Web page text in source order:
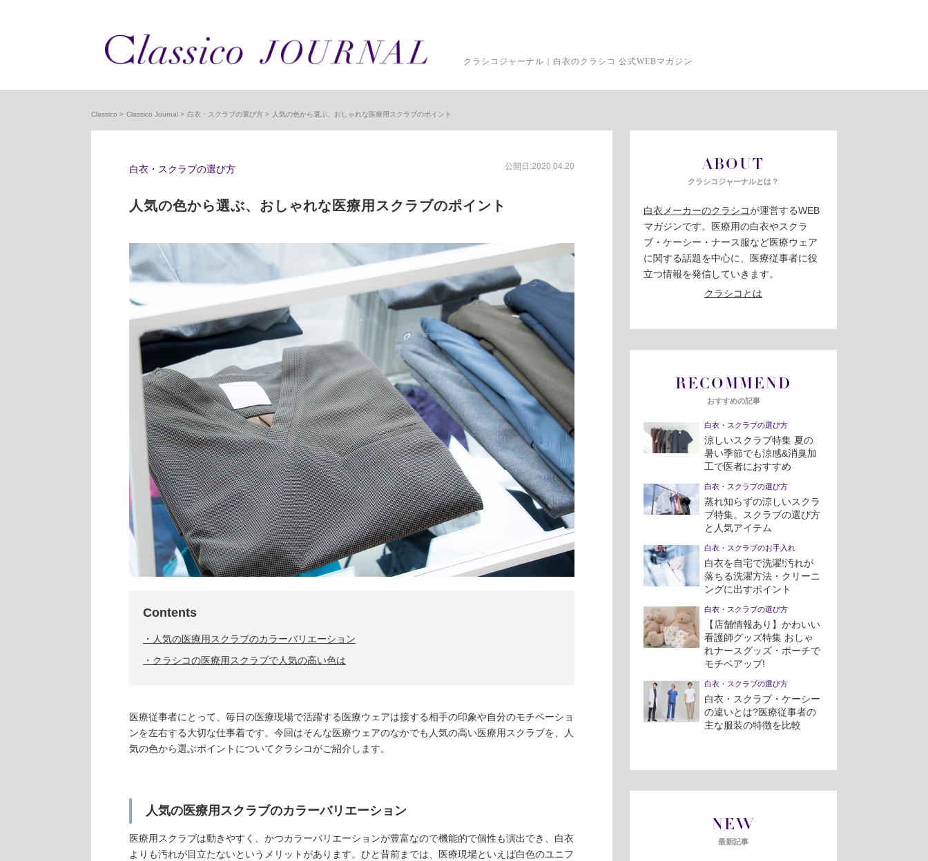
クラシコジャーナル｜白衣のクラシコ 公式WEBマガジン
Classico Classico Journal 白衣・スクラブの選び方 人気の色から選ぶ、おしゃれな医療用スクラブのポイント
白衣・スクラブの選び方 公開日:2020.04.20
人気の色から選ぶ、おしゃれな医療用スクラブのポイント
Contents
人気の医療用スクラブのカラーバリエーション
クラシコの医療用スクラブで人気の高い色は
医療従事者にとって、毎日の医療現場で活躍する医療ウェアは接する相手の印象や自分のモチベーショ
ンを左右する大切な仕事着です。今回はそんな医療ウェアのなかでも人気の高い医療用スクラブを、人
気の色から選ぶポイントについてクラシコがご紹介します。
人気の医療用スクラブのカラーバリエーション
医療用スクラブは動きやすく、かつカラーバリエーションが豊富なので機能的で個性も演出でき、白衣
よりも汚れが目立たないというメリットがあります。ひと昔前までは、医療現場といえば白色のユニフ
ABOUT
クラシコジャーナルとは？
白衣メーカーのクラシコが運営するWEB
マガジンです。医療用の白衣やスクラ
ブ・ケーシー・ナース服など医療ウェア
に関する話題を中心に、医療従事者に役
立つ情報を発信していきます。
クラシコとは
RECOMMEND
おすすめの記事
白衣・スクラブの選び方
涼しいスクラブ特集 夏の
暑い季節でも涼感&消臭加
工で医者におすすめ
白衣・スクラブの選び方
蒸れ知らずの涼しいスクラ
ブ特集。スクラブの選び方
と人気アイテム
白衣・スクラブのお手入れ
白衣を自宅で洗濯!汚れが
落ちる洗濯方法・クリーニ
ングに出すポイント
白衣・スクラブの選び方
【店舗情報あり】かわいい
看護師グッズ特集 おしゃ
れナースグッズ・ポーチで
モチベアップ!
白衣・スクラブの選び方
白衣・スクラブ・ケーシー
の違いとは?医療従事者の
主な服装の特徴を比較
NEW
最新記事